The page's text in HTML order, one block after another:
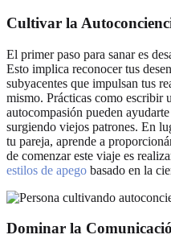
Cultivar la
El primer paso para sanar es
Esto implica reconocer tus
subyacentes que impulsan tus
mismo. Prácticas como escribir
autocompasión pueden
surgiendo viejos patrones. En
tu pareja, aprende a
de comenzar este viaje es
estilos de apego basado en la
Dominar la